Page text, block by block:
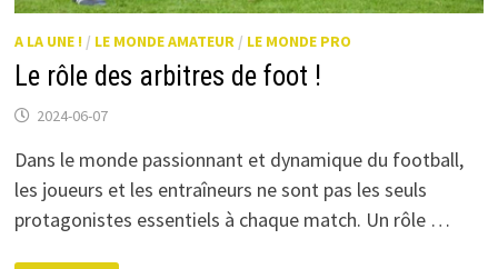
A LA UNE ! / LE MONDE AMATEUR/ LE MONDE PRO
Le rôle des arbitres de foot !
2024-06-07
Dans le monde passionnant et dynamique du football,
les joueurs et les entraîneurs ne sont pas les seuls
protagonistes essentiels à chaque match. Un rôle …